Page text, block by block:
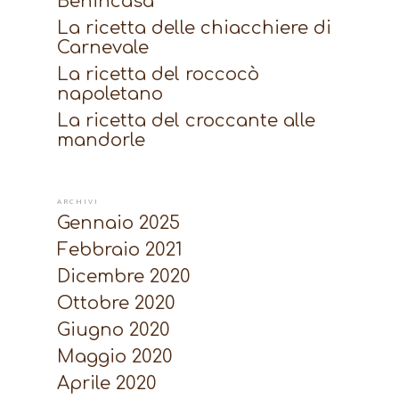
La ricetta delle chiacchiere di
Carnevale
La ricetta del roccocò
napoletano
La ricetta del croccante alle
mandorle
ARCHIVI
Gennaio 2025
Febbraio 2021
Dicembre 2020
Ottobre 2020
Giugno 2020
Maggio 2020
Aprile 2020